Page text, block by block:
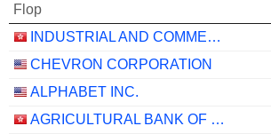
Flop
INDUSTRIAL AND COMMERCIAL BANK OF CHINA LIMITED
CHEVRON CORPORATION
ALPHABET INC.
AGRICULTURAL BANK OF CHINA LIMITED